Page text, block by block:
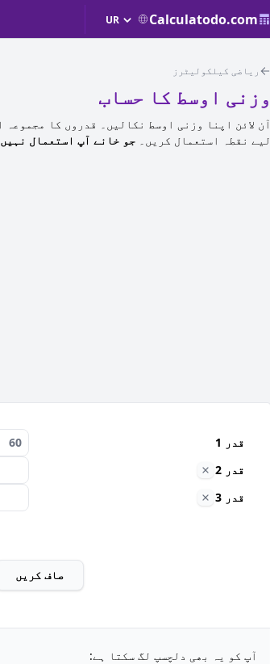
Calculatodo.com
ریاضی کیلکولیٹرز
وزنی اوسط کا حساب
آن لائن اپنا وزنی اوسط نکالیں۔ قدروں کا
لیے نقطہ استعمال کریں۔ جو خانے آپ استعمال
قدر 1
قدر 2
قدر 3
صاف کریں
آپ کو یہ بھی دلچسپ لگ سکتا ہے: